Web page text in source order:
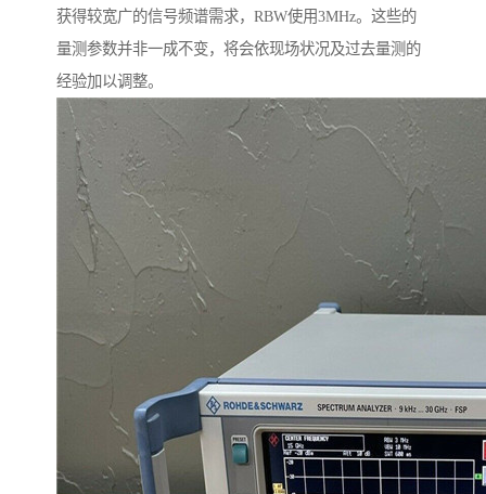
获得较宽广的信号频谱需求，RBW使用3MHz。这些的
量测参数并非一成不变，将会依现场状况及过去量测的
经验加以调整。